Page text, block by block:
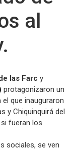
al
las Farc y
protagonizaron un
el que inauguraron
y Chiquinquirá del
fueran los
sociales, se ven